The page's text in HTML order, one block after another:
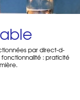
par direct-d-
: praticité
bois, aux lampes en
voir en marbre.